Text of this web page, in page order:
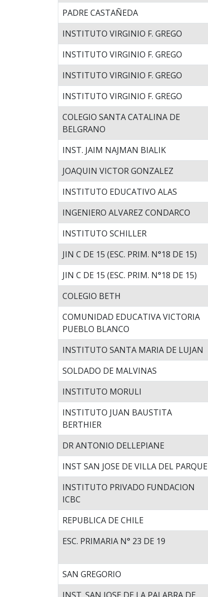
PADRE CASTAÑEDA
INSTITUTO VIRGINIO F. GREGO
INSTITUTO VIRGINIO F. GREGO
INSTITUTO VIRGINIO F. GREGO
INSTITUTO VIRGINIO F. GREGO
COLEGIO SANTA CATALINA DE
BELGRANO
INST. JAIM NAJMAN BIALIK
JOAQUIN VICTOR GONZALEZ
INSTITUTO EDUCATIVO ALAS
INGENIERO ALVAREZ CONDARCO
INSTITUTO SCHILLER
JIN C DE 15 (ESC. PRIM. N°18 DE 15)
JIN C DE 15 (ESC. PRIM. N°18 DE 15)
COLEGIO BETH
COMUNIDAD EDUCATIVA VICTORIA
PUEBLO BLANCO
INSTITUTO SANTA MARIA DE LUJAN
SOLDADO DE MALVINAS
INSTITUTO MORULI
INSTITUTO JUAN BAUSTITA
BERTHIER
DR ANTONIO DELLEPIANE
INST SAN JOSE DE VILLA DEL PARQUE
INSTITUTO PRIVADO FUNDACION
ICBC
REPUBLICA DE CHILE
ESC. PRIMARIA N° 23 DE 19
SAN GREGORIO